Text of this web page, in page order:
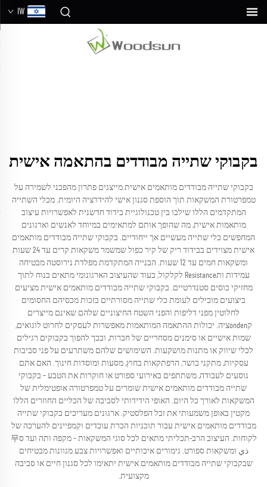
IW
בקבוקי שתייה מבודדים בהתאמה אישית
בקבוקי שתייה מבודדים מותאמים אישית מייצגים פתרון מהפכני לשמירה על
טמפרטורת המשקאות תוך הוספת סגנון אישי להידרציה היומית. מכלי השתייה
המתקדמים הללו שילבו בין טכנולוגיית בידוד חדשנית לאפשרויות עיצוב
מותאמות אישית, מה שהופך אותם למתאימים במיוחד לאנשים וארגונים
המחפשים כלי שתייה מעשיים אך ייחודיים. בקבוקי שתייה מבודדים מותאמים
אישית מצוידים בבידוד ריק של קיר כפול שמשמר משקאות קרים עד 24 שעות
ומשקאות חמים עד 12 שעות. הבנייה המתקדמת מפלדת נירוסטה מבטיחה
עמידות ותResistance לקלקול, בעוד שהעיצוב הארגונומי מתאים בנוח לתוך
מחזיקי כוסים סטנדרטיים. בקבוקי שתייה מבודדים מותאמים אישית מציעים
ביצועים מובילים לעומת כלי שתייה מסורתיים בזכות מכסיהם החסומים
לחלוטין מפני דליפות והפני השטח החיצוניים שלהם שאינם מייצרים
קondenציה. יכולות ההתאמה המותאמות מאפשרות לעסקים לחרוט לוגואים,
שמות אישיים או סימנים מסחריים של חברות, ובכך להפוך בקבוקים רגילים
לכלי שיווק או מתנות מושקעות. השימושים שלהם משתרעים על פני סביבות
עסקיות, מתקני כושר, הרפתקאות בחוץ, מסעות ומוסדות חינוך. האם אתם
נוסעים לעבודה, משתתפים באירועי ספורט או חוקרות את הטבע – בקבוקי
שתייה מבודדים מותאמים אישית שומרים על טמפרטורה אופטימלית של
המשקאות לאורך כל היום. האופי הידידותי לסביבה של הכליים החוזרים הללו
מקטין באופן משמעותי את זבל הפלסטיק. ארגונים מעריכים בקבוקי שתייה
מבודדים מותאמים אישית עבור תוכניות הכרת עובדים וקמפיינים להערכה של
לקוחות. העיצוב הרב-תכליתי מתאים לכל סוגי המשקאות – מקפה ותה ועד ס무
ذي ומשקאות ספורט. גימורים איכותיים ואפשרויות צבע מגוונות מבטיחים
שבקבוקי שתייה מבודדים מותאמים אישית יתאימו לכל סגנון חיים או סביבה
מקצועית.